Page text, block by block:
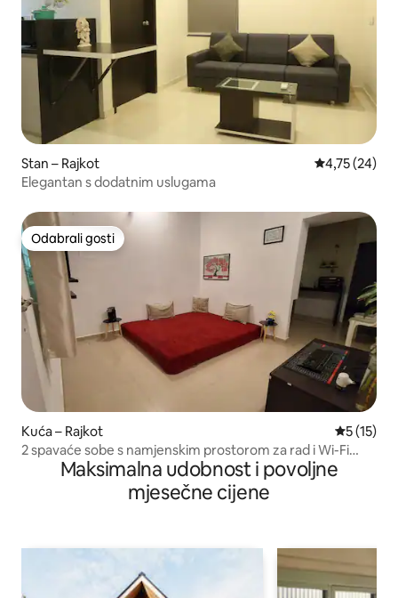
Stan – Rajkot Prosječna
4,75 (24)
Elegantan s dodatnim uslugama
Odabrali gosti
Odabrali gosti
Kuća – Rajkot Prosječna
5 (15)
2 spavaće sobe s namjenskim prostorom za rad i Wi-Fi
mrežom l Klima-uređaj u spavaćoj sobi
Maksimalna udobnost i povoljne
mjesečne cijene